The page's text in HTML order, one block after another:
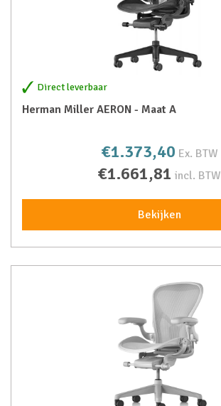
Direct leverbaar
Herman Miller AERON - Maat A
€1.373,40 Ex. BTW
€1.661,81 incl. BTW
Bekijken